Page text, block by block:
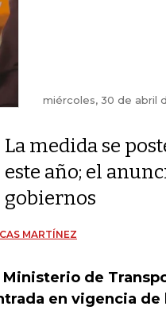
miércoles, 30 de abril
La medida se
este año; el
gobiernos
MARTÍNEZ
Ministerio de
en vigencia